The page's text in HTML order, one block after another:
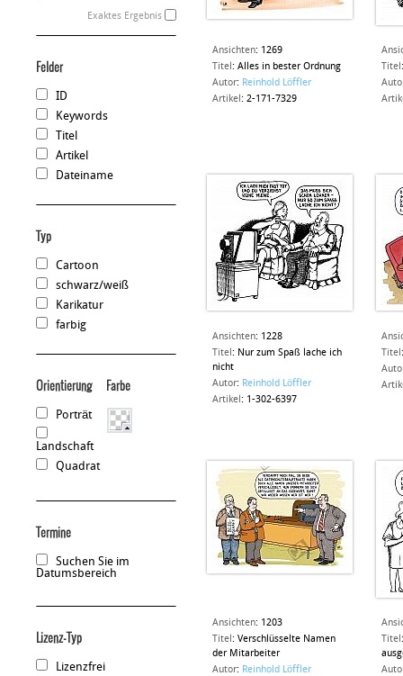
Exaktes Ergebnis
Felder
ID
Keywords
Titel
Artikel
Dateiname
Typ
Cartoon
schwarz/weiß
Karikatur
farbig
Orientierung
Porträt
Landschaft
Quadrat
Farbe
Termine
Suchen Sie im
Datumsbereich
Lizenz-Typ
Lizenzfrei
Ansichten: 1269
Titel : Alles in bester Ordnung
Autor: Reinhold Löffler
Artikel : 2-171-7329
Titel
Ansichten: 1228
Titel : Nur zum Spaß lache ich
nicht
Autor: Reinhold Löffler
Artikel : 1-302-6397
Titel
Ansichten: 1203
Titel : Verschlüsselte Namen
der Mitarbeiter
Autor: Reinhold Löffler
Titel